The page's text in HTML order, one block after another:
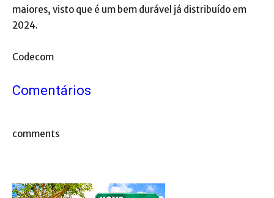
maiores, visto que é um bem durável já distribuído em
2024.
Codecom
Comentários
comments